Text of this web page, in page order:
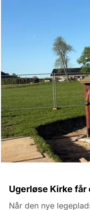
Ugerløse Kirke
Når den nye